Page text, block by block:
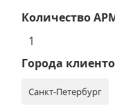
Количество
1
Города
Санкт-Петербург